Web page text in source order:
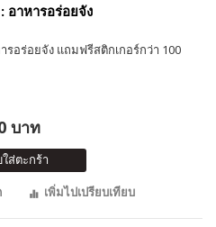
อาหารอร่อยจัง
อร่อยจัง แถมฟรีสติกเกอร์กว่า 100
บาท
ส่ตะกร้า
เพิ่มไปเปรียบเทียบ